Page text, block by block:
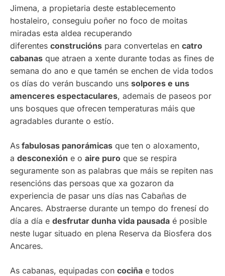
Jimena, a propietaria deste establecemento
hostaleiro, conseguiu poñer no foco de moitas
miradas esta aldea recuperando
diferentes construcións para convertelas en catro
cabanas que atraen a xente durante todas as fines de
semana do ano e que tamén se enchen de vida todos
os días do verán buscando uns solpores e uns
amenceres espectaculares, ademais de paseos por
uns bosques que ofrecen temperaturas máis que
agradables durante o estío.
As fabulosas panorámicas que ten o aloxamento,
a desconexión e o aire puro que se respira
seguramente son as palabras que máis se repiten nas
resencións das persoas que xa gozaron da
experiencia de pasar uns días nas Cabañas de
Ancares. Abstraerse durante un tempo do frenesí do
día a día e desfrutar dunha vida pausada é posible
neste lugar situado en plena Reserva da Biosfera dos
Ancares.
As cabanas, equipadas con cociña e todos